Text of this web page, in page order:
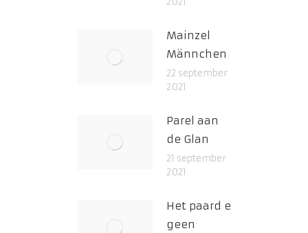
Mainzel
Männchen
22 september
2021
Parel aan
de Glan
21 september
2021
Het paard eet
geen